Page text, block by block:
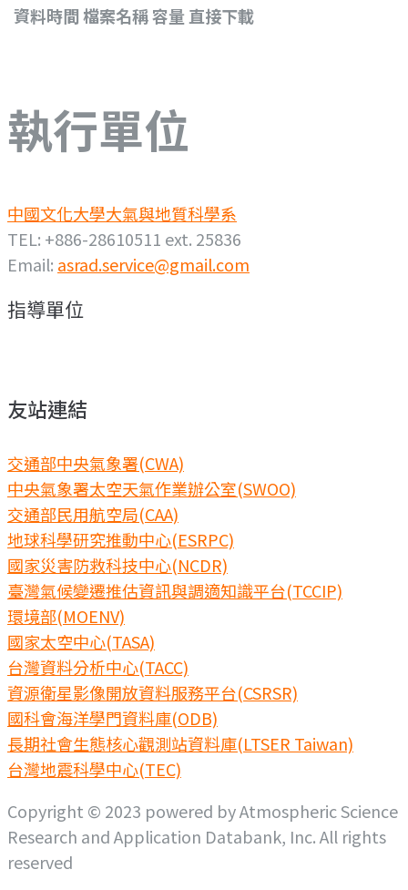
資料時間檔案名稱容量直接下載
執行單位
中國文化大學大氣與地質科學系
TEL: +886-28610511 ext. 25836
Email: asrad.service@gmail.com
指導單位
友站連結
交通部中央氣象署(CWA)
中央氣象署太空天氣作業辦公室(SWOO)
交通部民用航空局(CAA)
地球科學研究推動中心(ESRPC)
國家災害防救科技中心(NCDR)
臺灣氣候變遷推估資訊與調適知識平台(TCCIP)
環境部(MOENV)
國家太空中心(TASA)
台灣資料分析中心(TACC)
資源衛星影像開放資料服務平台(CSRSR)
國科會海洋學門資料庫(ODB)
長期社會生態核心觀測站資料庫(LTSER Taiwan)
台灣地震科學中心(TEC)
Copyright © 2023 powered by Atmospheric Science
Research and Application Databank, Inc. All rights
reserved